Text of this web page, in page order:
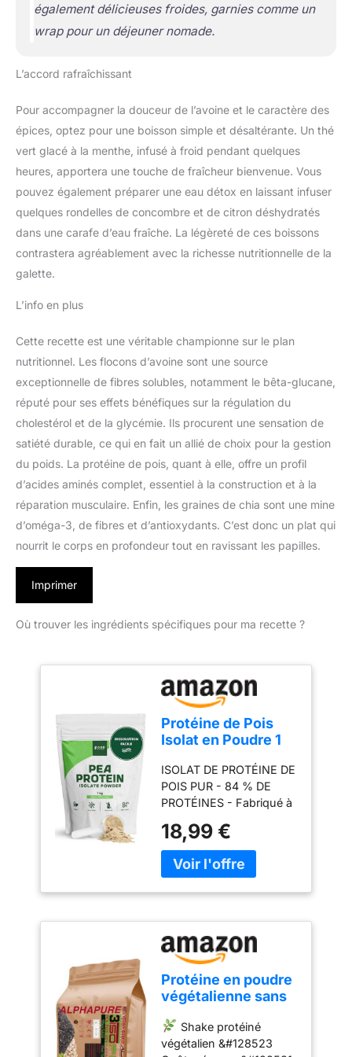
également délicieuses froides, garnies comme un
wrap pour un déjeuner nomade.
L’accord rafraîchissant
Pour accompagner la douceur de l’avoine et le caractère des
épices, optez pour une boisson simple et désaltérante. Un thé
vert glacé à la menthe, infusé à froid pendant quelques
heures, apportera une touche de fraîcheur bienvenue. Vous
pouvez également préparer une eau détox en laissant infuser
quelques rondelles de concombre et de citron déshydratés
dans une carafe d’eau fraîche. La légèreté de ces boissons
contrastera agréablement avec la richesse nutritionnelle de la
galette.
L’info en plus
Cette recette est une véritable championne sur le plan
nutritionnel. Les flocons d’avoine sont une source
exceptionnelle de fibres solubles, notamment le bêta-glucane,
réputé pour ses effets bénéfiques sur la régulation du
cholestérol et de la glycémie. Ils procurent une sensation de
satiété durable, ce qui en fait un allié de choix pour la gestion
du poids. La protéine de pois, quant à elle, offre un profil
d’acides aminés complet, essentiel à la construction et à la
réparation musculaire. Enfin, les graines de chia sont une mine
d’oméga-3, de fibres et d’antioxydants. C’est donc un plat qui
nourrit le corps en profondeur tout en ravissant les papilles.
Imprimer
Où trouver les ingrédients spécifiques pour ma recette ?
Protéine de Pois
Isolat en Poudre 1
Végane
ISOLAT DE PROTÉINE DE
POIS PUR - 84 % DE
PROTÉINES - Fabriqué à
sativum L. (pois jaunes).
Cet isolat pur apporte 84
g de protéines pour 100
de haute qualité,
naturellement bien
assimilée. VÉGAN, SANS
OGM & SANS LACTOSE -
Entièrement d’origine
végétale et issu de pois
non génétiquement
modifiés. Ne contient
aucun ingrédient
18,99 €
Protéine en poudre
végétalienne sans
protéiné en poudre
I sans édulcorants
Shake protéiné
végétalien &#128523